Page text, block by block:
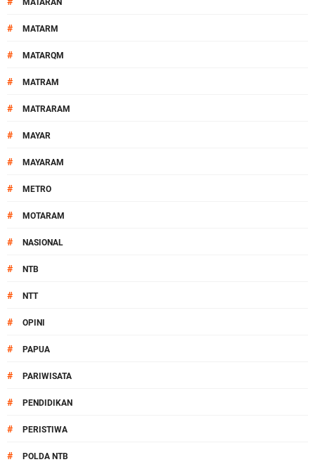
MATARAN
# MATARM
# MATARQM
# MATRAM
# MATRARAM
# MAYAR
# MAYARAM
# METRO
# MOTARAM
# NASIONAL
# NTB
# NTT
# OPINI
# PAPUA
# PARIWISATA
# PENDIDIKAN
# PERISTIWA
# POLDA NTB